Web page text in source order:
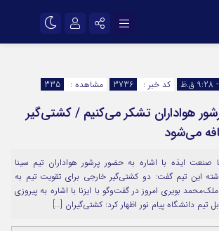
ایتا
اپلیکیشن
کد خبر : 3736 مشاهده : 335
هواداران تشکر می‌کنیم / کشتی‌گیر
می‌شود
ایذه با اشاره به حضور پرشور هواداران تیم سینا
این تیم گفت: دو کشتی‌گیر خارجی برای تقویت تیم به
بویری امروز در گفت‌و‌گو با ایزنا با اشاره به پیروزی
تیم دانشگاه پیام نور اظهار کرد: کشتی‌گیران […]